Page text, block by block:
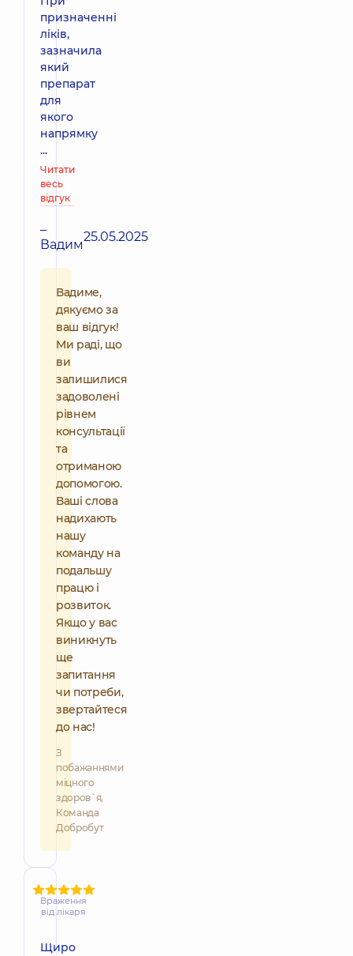
призначенні
ліків,
зазначила
який
препарат
для
якого
напрямку
...
Читати
весь
відгук
–
Вадим25.05.2025
Вадиме,
дякуємо за
ваш відгук!
Ми раді, що
ви
залишилися
задоволені
рівнем
консультації
та
отриманою
допомогою.
Ваші слова
надихають
нашу
команду на
подальшу
працю і
розвиток.
Якщо у вас
виникнуть
ще
запитання
чи потреби,
звертайтеся
до нас!
З
побажаннями
міцного
здоров`я,
Команда
Добробут
Враження
від лікаря
Щиро